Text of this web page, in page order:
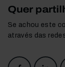
Quer
Se achou este
através das